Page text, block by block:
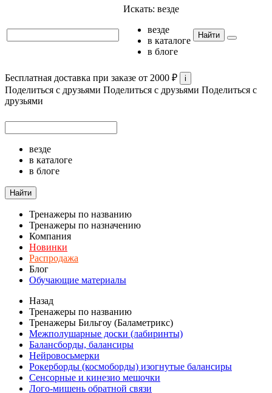
Искать: везде
везде
в каталоге
в блоге
Найти
Бесплатная доставка при заказе от 2000 ₽ i
Поделиться с друзьями Поделиться с друзьями Поделиться с
друзьями
везде
в каталоге
в блоге
Найти
Тренажеры по названию
Тренажеры по назначению
Компания
Новинки
Распродажа
Блог
Обучающие материалы
Назад
Тренажеры по названию
Тренажеры Бильгоу (Баламетрикс)
Межполушарные доски (лабиринты)
Балансборды, балансиры
Нейровосьмерки
Рокерборды (космоборды) изогнутые балансиры
Сенсорные и кинезио мешочки
Лого-мишень обратной связи